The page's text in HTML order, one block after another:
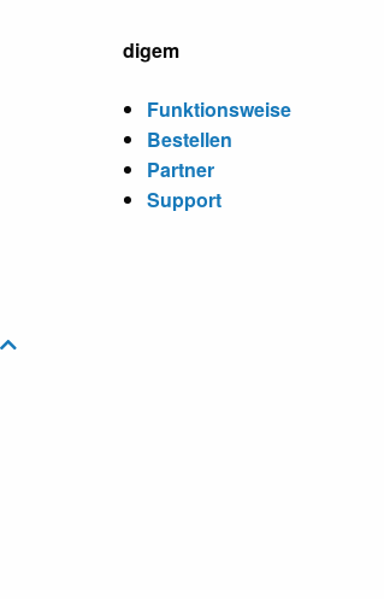
digem
Funktionsweise
Bestellen
Partner
Support